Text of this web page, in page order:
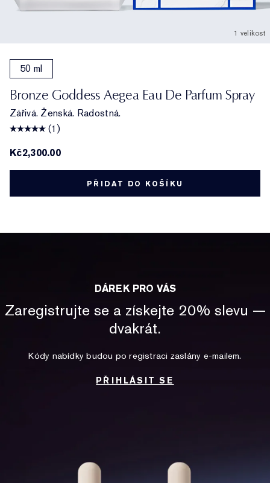
1 velikost
50 ml
Bronze Goddess Aegea Eau De Parfum Spray
Zářivá. Ženská. Radostná.
(1)
Kč2,300.00
PŘIDAT DO KOŠÍKU
DÁREK PRO VÁS
Zaregistrujte se a získejte 20% slevu —
dvakrát.
Kódy nabídky budou po registraci zaslány e‑mailem.
PŘIHLÁSIT SE